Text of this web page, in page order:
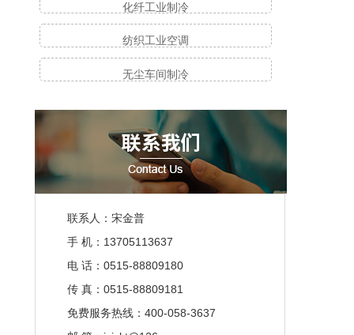
化纤工业制冷
纺织工业空调
无尘车间制冷
联系人：宋金普
手 机：13705113637
电 话：0515-88809180
传 真：0515-88809181
免费服务热线：400-058-3637